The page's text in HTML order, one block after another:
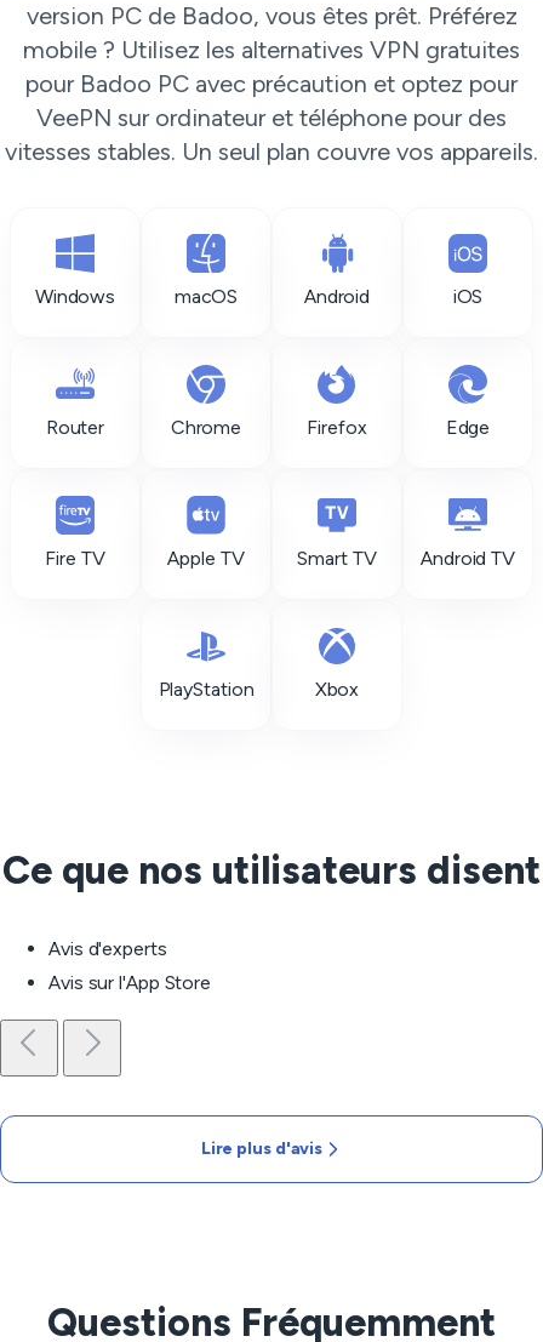
version PC de Badoo, vous êtes prêt. Préférez
mobile ? Utilisez les alternatives VPN gratuites
pour Badoo PC avec précaution et optez pour
VeePN sur ordinateur et téléphone pour des
vitesses stables. Un seul plan couvre vos appareils.
Windows macOS Android iOS
Router Chrome Firefox Edge
Fire TV Apple TV Smart TV Android TV
PlayStation Xbox
Ce que nos utilisateurs disent
Avis d'experts
Avis sur l'App Store
Lire plus d'avis
Questions Fréquemment